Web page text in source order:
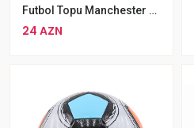
Futbol Topu Manchester United 5 Nomrəli Futbol Topu
24 AZN